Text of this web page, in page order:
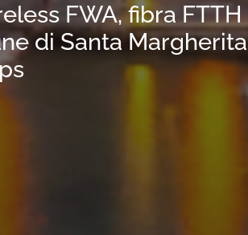
FWA, fibra FTTH
di Santa Margherita